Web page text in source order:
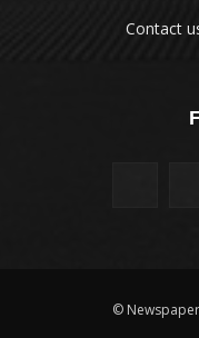
Contact
©